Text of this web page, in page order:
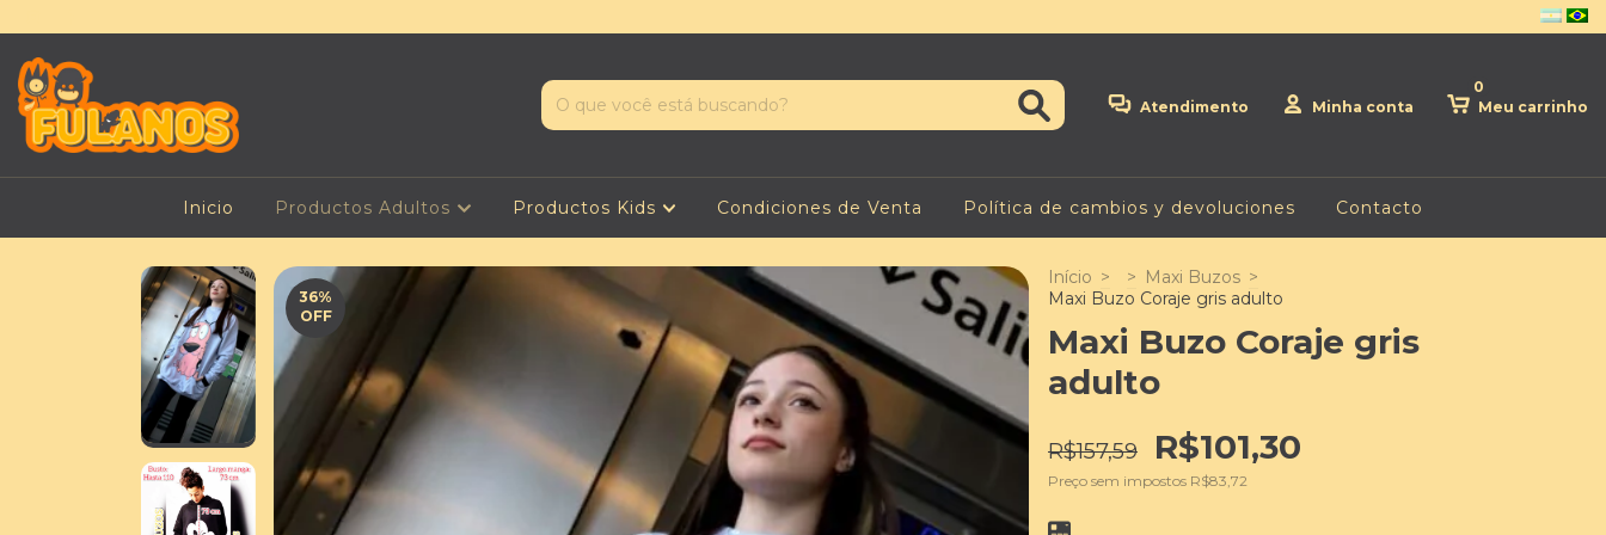
Atendimento Minha conta Meu carrinho
0
Inicio Productos Adultos Productos Kids Condiciones de Venta Política de cambios y devoluciones Contacto
36%
OFF
Início > > Maxi Buzos >
Maxi Buzo Coraje gris adulto
Maxi Buzo Coraje gris
adulto
R$157,59 R$101,30
Preço sem impostos R$83,72